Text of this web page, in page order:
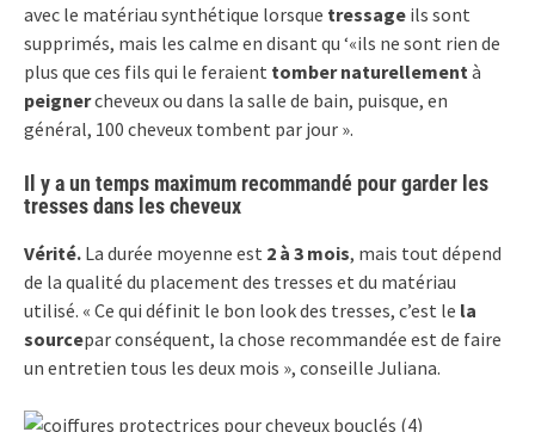
avec le matériau synthétique lorsque tressage ils sont
supprimés, mais les calme en disant qu ‘«ils ne sont rien de
plus que ces fils qui le feraient tomber naturellement à
peignercheveux ou dans la salle de bain, puisque, en
général, 100 cheveux tombent par jour ».
Il y a un temps maximum recommandé pour garder les
tresses dans les cheveux
Vérité. La durée moyenne est 2 à 3 mois, mais tout dépend
de la qualité du placement des tresses et du matériau
utilisé. « Ce qui définit le bon look des tresses, c’est le la
sourcepar conséquent, la chose recommandée est de faire
un entretien tous les deux mois », conseille Juliana.